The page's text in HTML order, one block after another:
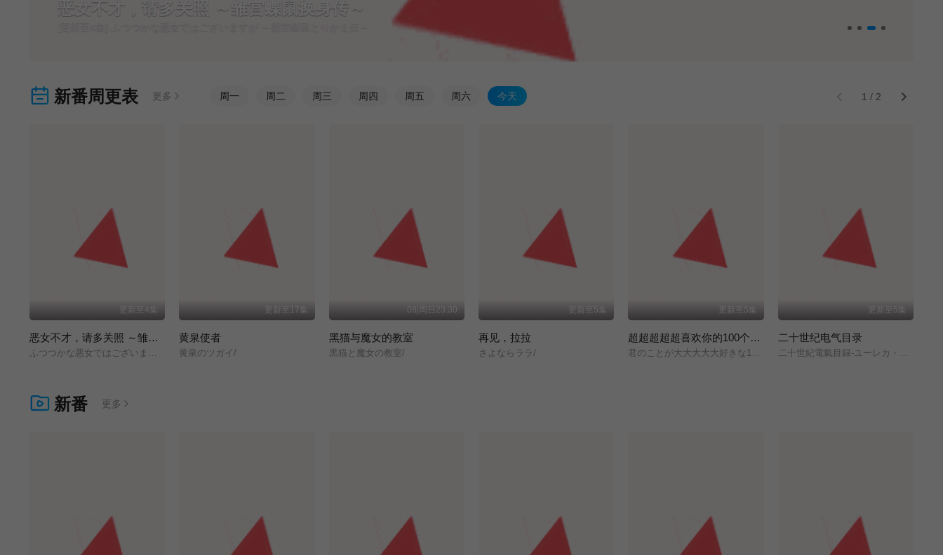
恶女不才，请多关照 ～雏宫蝶鼠换身传～
新番周更表 更多 周一 周 二 周三 周 四 周五 周六 今天
更新至4集
恶女不才，请多关照 ～雏宫蝶鼠换身传～
ふつつかな悪女ではございますが/～雛宮蝶鼠とりかえ伝～/
更新至17集
黄泉使者
黄泉のツガイ/
08|周日23:30
黑猫与魔女的教室
黒猫と魔女の教室/
更新至5集
再见，拉拉
さよならララ/
更新至5集
超超超超超喜欢你的100个女朋友 第三季
君のことが大大大大大好きな100人の彼女/第3期/
更新至5集
二十世纪电气目录
二十世紀電氣目録-ユーレカ・エヴリカ-/
1 / 2
新番 更多